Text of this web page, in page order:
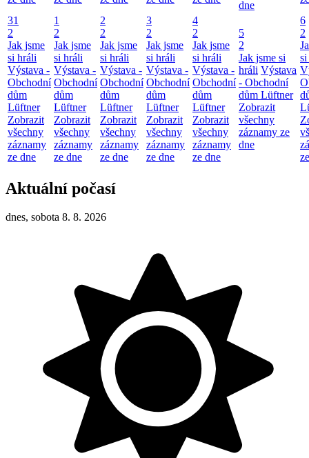
dne
31
2
Jak jsme
si hráli
Výstava -
Obchodní
dům
Lüftner
Zobrazit
všechny
záznamy
ze dne
1
2
Jak jsme
si hráli
Výstava -
Obchodní
dům
Lüftner
Zobrazit
všechny
záznamy
ze dne
2
2
Jak jsme
si hráli
Výstava -
Obchodní
dům
Lüftner
Zobrazit
všechny
záznamy
ze dne
3
2
Jak jsme
si hráli
Výstava -
Obchodní
dům
Lüftner
Zobrazit
všechny
záznamy
ze dne
4
2
Jak jsme
si hráli
Výstava -
Obchodní
dům
Lüftner
Zobrazit
všechny
záznamy
ze dne
5
2
Jak jsme si
hráli Výstava
- Obchodní
dům Lüftner
Zobrazit
všechny
záznamy ze
dne
6
2
Aktuální počasí
dnes, sobota 8. 8. 2026